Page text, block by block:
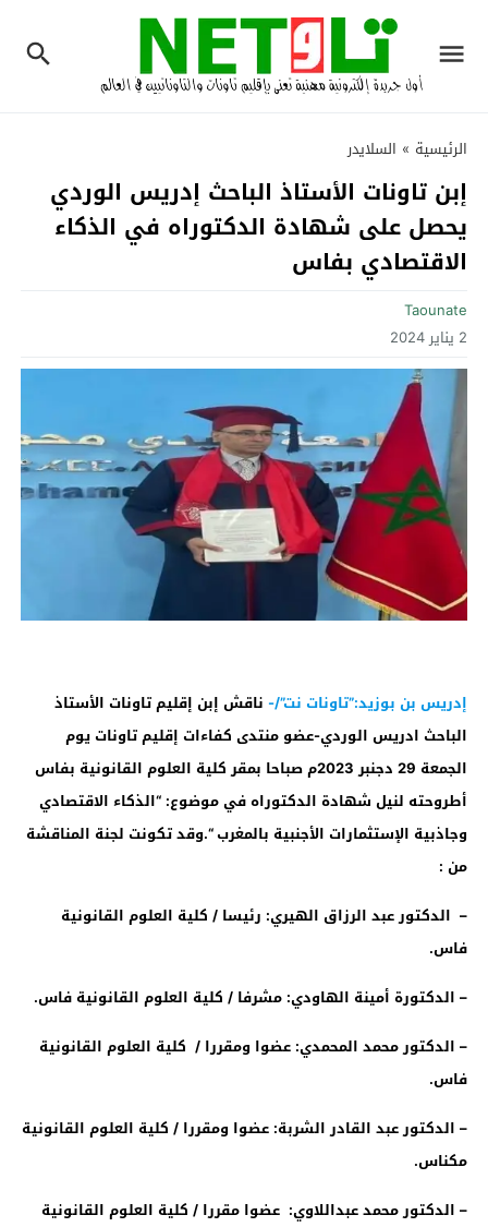
الرئيسية » السلايدر
إبن تاونات الأستاذ الباحث إدريس الوردي
يحصل على شهادة الدكتوراه في الذكاء
الاقتصادي بفاس
Taounate
2 يناير 2024
إدريس بن بوزيد:”تاونات نت”/-ناقش إبن إقليم تاونات الأستاذ
الباحث ادريس الوردي-عضو منتدى كفاءات إقليم تاونات يوم
الجمعة 29 دجنبر 2023م صباحا بمقر كلية العلوم القانونية بفاس
أطروحته لنيل شهادة الدكتوراه في موضوع: “الذكاء الاقتصادي
وجاذبية الإستثمارات الأجنبية بالمغرب “.وقد تكونت لجنة المناقشة
من :
– الدكتور عبد الرزاق الهيري: رئيسا / كلية العلوم القانونية
فاس.
– الدكتورة أمينة الهاودي: مشرفا / كلية العلوم القانونية فاس.
– الدكتور محمد المحمدي: عضوا ومقررا / كلية العلوم القانونية
فاس.
– الدكتور عبد القادر الشربة: عضوا ومقررا / كلية العلوم القانونية
مكناس.
– الدكتور محمد عبداللاوي: عضوا مقررا / كلية العلوم القانونية